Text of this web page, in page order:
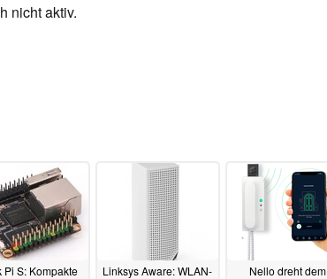
nicht aktiv.
Pi S: Kompakte
Linksys Aware: WLAN-
Nello dreht dem